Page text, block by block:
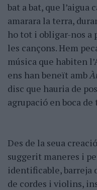
bat a bat, que l’aigua
amarara la terra,
ho tot i obligar-nos a
les cançons. Hem
música que habiten
ens han beneït amb
disc que hauria de
agrupació en boca
Des de la seua
suggerit maneres i
identificable, barreja
de cordes i violins,